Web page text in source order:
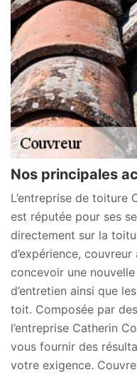
Nos principales
L’entreprise de toiture
est réputée pour ses
directement sur la
d’expérience,
concevoir une
d’entretien ainsi que
toit. Composée par
l’entreprise Catherin
vous fournir des
votre exigence.